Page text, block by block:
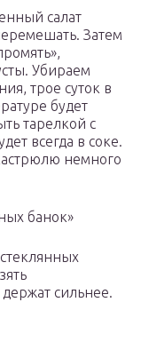
салат
Затем
Убираем
трое суток в
будет
тарелкой с
всегда в соке.
немного
банок»
сильнее.